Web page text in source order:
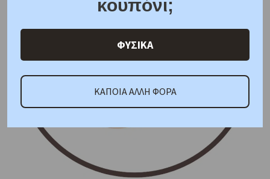
κουπόνι;
ΦΥΣΙΚΑ
ΚΑΠΟΙΑ ΑΛΛΗ ΦΟΡΑ